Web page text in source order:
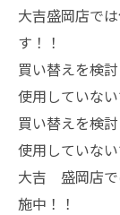
大吉盛岡店で
す！！
買い替えを検
使用していな
買い替えを検
使用していな
大吉 盛岡店で
施中！！